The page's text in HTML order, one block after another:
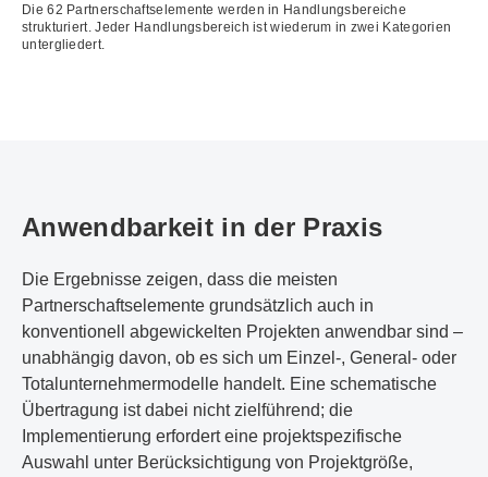
Die 62 Partnerschaftselemente werden in Handlungsbereiche
strukturiert. Jeder Handlungsbereich ist wiederum in zwei Kategorien
untergliedert.
Anwendbarkeit in der Praxis
Die Ergebnisse zeigen, dass die meisten
Partnerschaftselemente grundsätzlich auch in
konventionell abgewickelten Projekten anwendbar sind –
unabhängig davon, ob es sich um Einzel-, General- oder
Totalunternehmermodelle handelt. Eine schematische
Übertragung ist dabei nicht zielführend; die
Implementierung erfordert eine projektspezifische
Auswahl unter Berücksichtigung von Projektgröße,